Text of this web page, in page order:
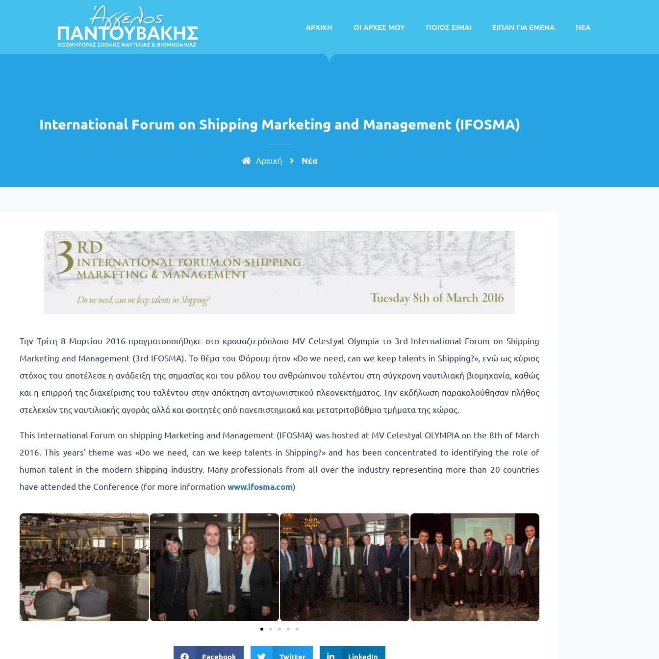
AΡΧΙΚΗ ΟΙ ΑΡΧΕΣ ΜΟΥ ΠΟΙΟΣ ΕΙΜΑΙ EIΠΑΝ ΓΙΑ ΕΜΕΝΑ NEA
International Forum on Shipping Marketing and Management (IFOSMA)
Aρχική Nέα
Την Τρίτη 8 Μαρτίου 2016 πραγματοποιήθηκε στο κρουαζιερόπλοιο MV Celestyal Olympia το 3rd International Forum on Shipping
Marketing and Management (3rd IFOSMA). Το θέμα του Φόρουμ ήταν «Do we need, can we keep talents in Shipping?», ενώ ως κύριος
στόχος του αποτέλεσε η ανάδειξη της σημασίας και του ρόλου του ανθρώπινου ταλέντου στη σύγχρονη ναυτιλιακή βιομηχανία, καθώς
και η επιρροή της διαχείρισης του ταλέντου στην απόκτηση ανταγωνιστικού πλεονεκτήματος. Την εκδήλωση παρακολούθησαν πλήθος
στελεχών της ναυτιλιακής αγοράς αλλά και φοιτητές από πανεπιστημιακά και μετατριτοβάθμια τμήματα της χώρας.
This International Forum on shipping Marketing and Management (IFOSMA) was hosted at MV Celestyal OLYMPIA on the 8th of March
2016. This years’ theme was «Do we need, can we keep talents in Shipping?» and has been concentrated to identifying the role of
human talent in the modern shipping industry. Many professionals from all over the industry representing more than 20 countries
have attended the Conference (for more information www.ifosma.com)
Facebook Twitter LinkedIn